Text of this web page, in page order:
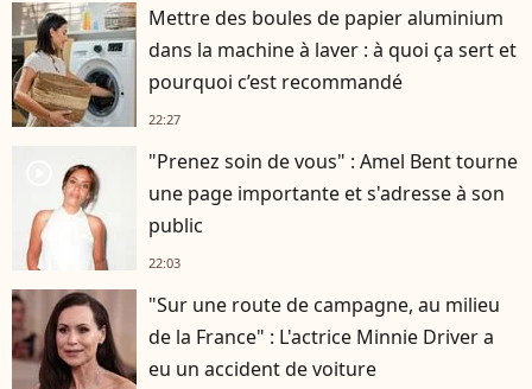
Mettre des boules de papier aluminium
dans la machine à laver : à quoi ça sert et
pourquoi c’est recommandé
22:27
"Prenez soin de vous" : Amel Bent tourne
une page importante et s'adresse à son
public
22:03
"Sur une route de campagne, au milieu
de la France" : L'actrice Minnie Driver a
eu un accident de voiture